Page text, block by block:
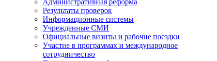
Результаты проверок
Информационные системы
Учрежденные СМИ
Официальные визиты и рабочие поездки
Участие в программах и международное
сотрудничество